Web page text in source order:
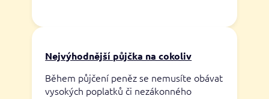
Nejvýhodnější půjčka na cokoliv
Během půjčení peněz se nemusíte obávat
vysokých poplatků či nezákonného